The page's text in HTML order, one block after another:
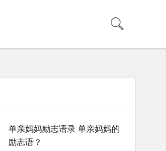
单亲妈妈励志语录 单亲妈妈的
励志语？